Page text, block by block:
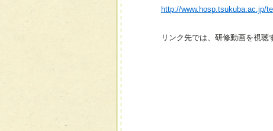
http://www.hosp.tsukuba.ac.jp/
リンク先では、研修動画を視聴